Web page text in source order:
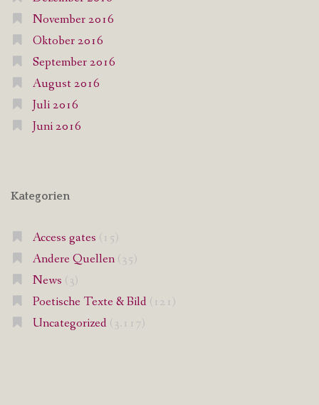
November 2016
Oktober 2016
September 2016
August 2016
Juli 2016
Juni 2016
Kategorien
Access gates (15)
Andere Quellen(35)
News (3)
Poetische Texte & Bild (121)
Uncategorized (3.117)